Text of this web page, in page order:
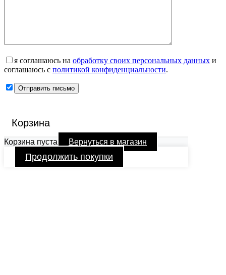
я соглашаюсь на обработку своих персональных данных и
соглашаюсь с политикой конфиденциальности.
Корзина
Корзина пуста Вернуться в магазин
Продолжить покупки